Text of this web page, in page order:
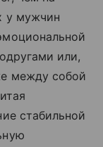
у мужчин
или,
между собой
стабильной